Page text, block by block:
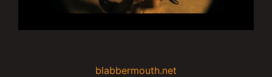
blabbermouth.net